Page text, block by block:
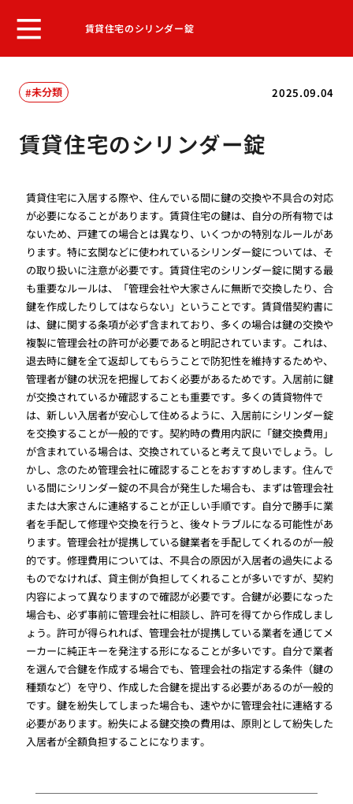
賃貸住宅のシリンダー錠
2025.09.04
未分類
賃貸住宅のシリンダー錠
賃貸住宅に入居する際や、住んでいる間に鍵の交換や不具合の対応
が必要になることがあります。賃貸住宅の鍵は、自分の所有物では
ないため、戸建ての場合とは異なり、いくつかの特別なルールがあ
ります。特に玄関などに使われているシリンダー錠については、そ
の取り扱いに注意が必要です。賃貸住宅のシリンダー錠に関する最
も重要なルールは、「管理会社や大家さんに無断で交換したり、合
鍵を作成したりしてはならない」ということです。賃貸借契約書に
は、鍵に関する条項が必ず含まれており、多くの場合は鍵の交換や
複製に管理会社の許可が必要であると明記されています。これは、
退去時に鍵を全て返却してもらうことで防犯性を維持するためや、
管理者が鍵の状況を把握しておく必要があるためです。入居前に鍵
が交換されているか確認することも重要です。多くの賃貸物件で
は、新しい入居者が安心して住めるように、入居前にシリンダー錠
を交換することが一般的です。契約時の費用内訳に「鍵交換費用」
が含まれている場合は、交換されていると考えて良いでしょう。し
かし、念のため管理会社に確認することをおすすめします。住んで
いる間にシリンダー錠の不具合が発生した場合も、まずは管理会社
または大家さんに連絡することが正しい手順です。自分で勝手に業
者を手配して修理や交換を行うと、後々トラブルになる可能性があ
ります。管理会社が提携している鍵業者を手配してくれるのが一般
的です。修理費用については、不具合の原因が入居者の過失による
ものでなければ、貸主側が負担してくれることが多いですが、契約
内容によって異なりますので確認が必要です。合鍵が必要になった
場合も、必ず事前に管理会社に相談し、許可を得てから作成しまし
ょう。許可が得られれば、管理会社が提携している業者を通じてメ
ーカーに純正キーを発注する形になることが多いです。自分で業者
を選んで合鍵を作成する場合でも、管理会社の指定する条件（鍵の
種類など）を守り、作成した合鍵を提出する必要があるのが一般的
です。鍵を紛失してしまった場合も、速やかに管理会社に連絡する
必要があります。紛失による鍵交換の費用は、原則として紛失した
入居者が全額負担することになります。